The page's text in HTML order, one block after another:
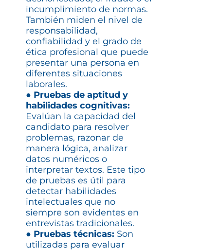
incumplimiento de normas.
También miden el nivel de
responsabilidad,
confiabilidad y el grado de
ética profesional que puede
presentar una persona en
diferentes situaciones
laborales.
● Pruebas de aptitud y
habilidades cognitivas:
Evalúan la capacidad del
candidato para resolver
problemas, razonar de
manera lógica, analizar
datos numéricos o
interpretar textos. Este tipo
de pruebas es útil para
detectar habilidades
intelectuales que no
siempre son evidentes en
entrevistas tradicionales.
● Pruebas técnicas: Son
utilizadas para evaluar